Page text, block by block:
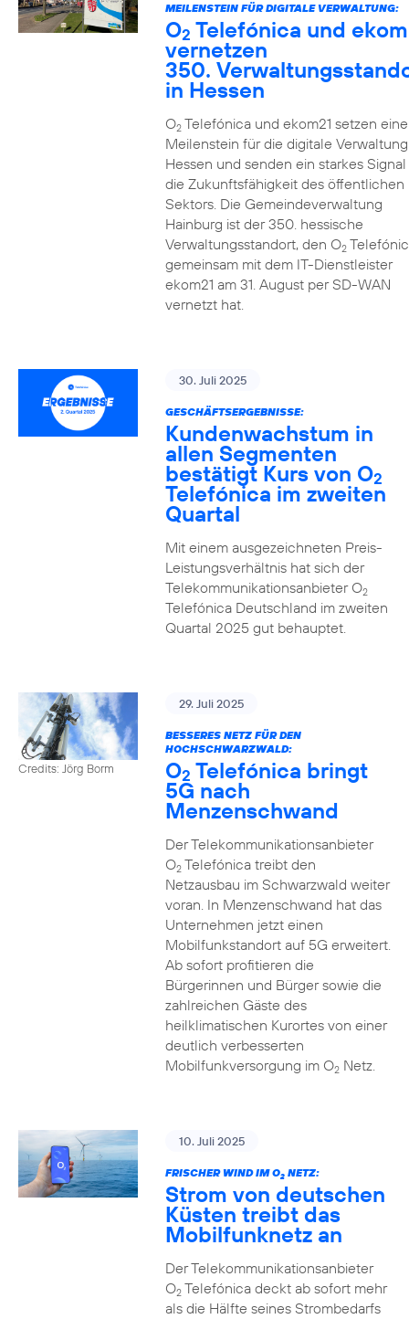
MEILENSTEIN FÜR DIGITALE VERWALTUNG:
O2 Telefónica und
vernetzen
350.
in Hessen
O2Telefónica und ekom21 setzen
Meilenstein für die digitale
Hessen und senden ein starkes
die Zukunftsfähigkeit des öffentlichen
Sektors. Die Gemeindeverwaltung
Hainburg ist der 350. hessische
Verwaltungsstandort, den O2
gemeinsam mit dem IT-Dienstleister
ekom21 am 31. August per SD-WAN
vernetzt hat.
30. Juli 2025
GESCHÄFTSERGEBNISSE:
Kundenwachstum in
allen Segmenten
bestätigt Kurs von O2
Telefónica im zweiten
Quartal
Mit einem ausgezeichneten Preis-
Leistungsverhältnis hat sich der
Telekommunikationsanbieter O2
Telefónica Deutschland im zweiten
Quartal 2025 gut behauptet.
Credits: Jörg Borm
29. Juli 2025
BESSERES NETZ FÜR DEN
HOCHSCHWARZWALD:
O2 Telefónica bringt
5G nach
Menzenschwand
Der Telekommunikationsanbieter
O2Telefónica treibt den
Netzausbau im Schwarzwald weiter
voran. In Menzenschwand hat das
Unternehmen jetzt einen
Mobilfunkstandort auf 5G erweitert.
Ab sofort profitieren die
Bürgerinnen und Bürger sowie die
zahlreichen Gäste des
heilklimatischen Kurortes von einer
deutlich verbesserten
Mobilfunkversorgung im O2Netz.
10. Juli 2025
FRISCHER WIND IM O2NETZ:
Strom von deutschen
Küsten treibt das
Mobilfunknetz an
Der Telekommunikationsanbieter
O2Telefónica deckt ab sofort mehr
als die Hälfte seines Strombedarfs